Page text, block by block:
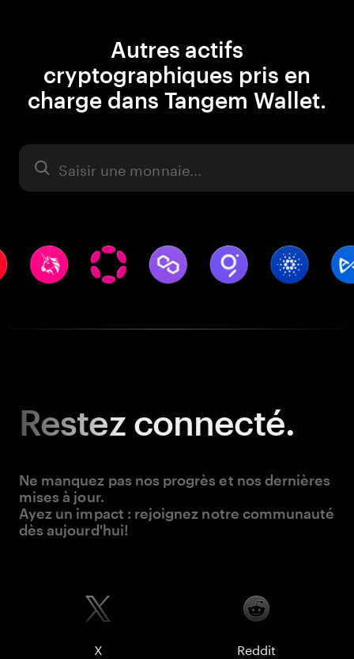
Autres actifs
cryptographiques pris en
charge dans Tangem Wallet.
Actifs
Restezconnecté.
Ne manquez pas nos progrès et nos dernières
mises à jour.
Ayez un impact : rejoignez notre communauté
dès aujourd'hui!
X Reddit